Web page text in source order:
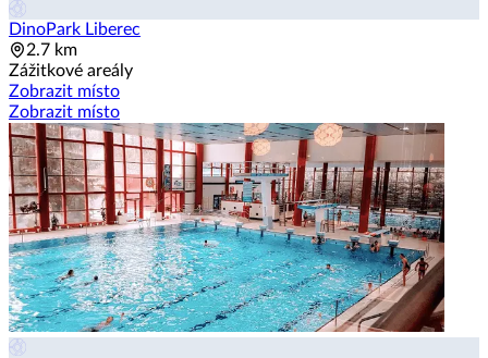
DinoPark Liberec
2.7 km
Zážitkové areály
Zobrazit místo
Zobrazit místo